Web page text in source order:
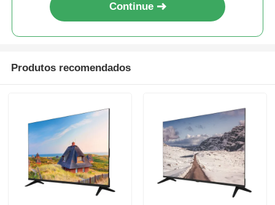
Para casa
Sobre nós
Visita à Fábrica
Controle de qualidade
Continue
Produtos recomendados